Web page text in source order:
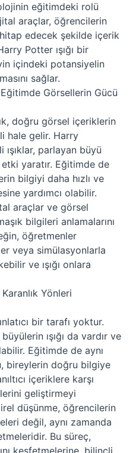
eğitimdeki rolü
araçlar, öğrencilerin
edecek şekilde içerik
Potter ışığı bir
içindeki potansiyelin
sağlar.
Görsellerin Gücü
doğru görsel içeriklerin
hale gelir. Harry
ışıklar, parlayan büyü
yaratır. Eğitimde de
bilgiyi daha hızlı ve
yardımcı olabilir.
araçlar ve görsel
bilgileri anlamalarını
öğretmenler
veya simülasyonlarla
ve ışığı onlara
Yönleri
bir tarafı yoktur.
ışığı da vardır ve
Eğitimde de aynı
bireylerin doğru bilgiye
içeriklere karşı
geliştirmeyi
düşünme, öğrencilerin
değil, aynı zamanda
Bu süreç,
keşfetmelerine, bilinçli